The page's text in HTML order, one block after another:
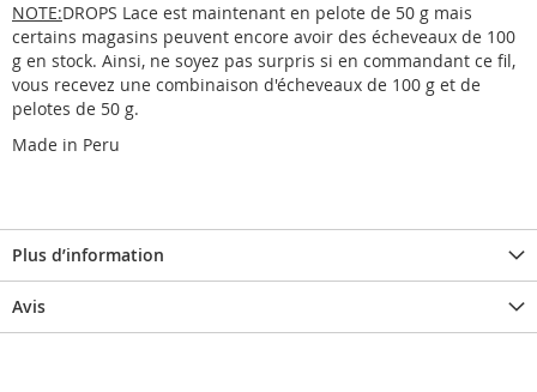
NOTE:DROPS Lace est maintenant en pelote de 50 g mais
certains magasins peuvent encore avoir des écheveaux de 100
g en stock. Ainsi, ne soyez pas surpris si en commandant ce fil,
vous recevez une combinaison d'écheveaux de 100 g et de
pelotes de 50 g.
Made in Peru
Plus d’information
Avis